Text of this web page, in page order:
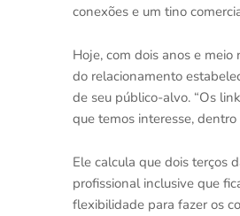
conexões e um tino
Hoje, com dois anos e
do relacionamento
de seu público-alvo. “Os
que temos interesse,
Ele calcula que dois terços
profissional inclusive que
flexibilidade para fazer os